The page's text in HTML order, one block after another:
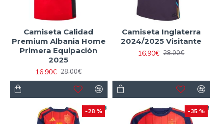
Camiseta Calidad
Premium Albania Home
Primera Equipación
2025
16.90€ 28.00€
Camiseta Inglaterra
2024/2025 Visitante
16.90€ 28.00€
-28 % -35 %